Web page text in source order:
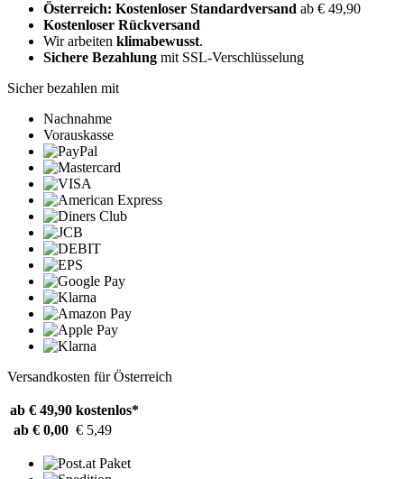
Österreich: Kostenloser Standardversand ab € 49,90
Kostenloser Rückversand
Wir arbeiten klimabewusst.
Sichere Bezahlung mit SSL-Verschlüsselung
Sicher bezahlen mit
Nachnahme
Vorauskasse
Versandkosten für Österreich
ab € 49,90 kostenlos*
ab € 0,00 € 5,49